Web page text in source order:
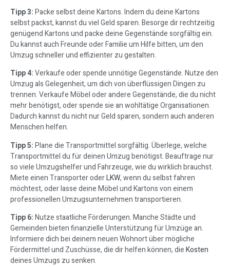
Tipp 3:Packe selbst deine Kartons. Indem du deine Kartons
selbst packst, kannst du viel Geld sparen. Besorge dir rechtzeitig
genügend Kartons und packe deine Gegenstände sorgfältig ein.
Du kannst auch Freunde oder Familie um Hilfe bitten, um den
Umzug schneller und effizienter zu gestalten.
Tipp 4:Verkaufe oder spende unnötige Gegenstände. Nutze den
Umzug als Gelegenheit, um dich von überflüssigen Dingen zu
trennen. Verkaufe Möbel oder andere Gegenstände, die du nicht
mehr benötigst, oder spende sie an wohltätige Organisationen.
Dadurch kannst du nicht nur Geld sparen, sondern auch anderen
Menschen helfen.
Tipp 5:Plane die Transportmittel sorgfältig. Überlege, welche
Transportmittel du für deinen Umzug benötigst. Beauftrage nur
so viele Umzugshelfer und Fahrzeuge, wie du wirklich brauchst.
Miete einen Transporter oderLKW, wenn du selbst fahren
möchtest, oder lasse deine Möbel und Kartons von einem
professionellen Umzugsunternehmen transportieren.
Tipp 6:Nutze staatliche Förderungen. Manche Städte und
Gemeinden bieten finanzielle Unterstützung für Umzüge an.
Informiere dich bei deinem neuen Wohnort über mögliche
Fördermittel und Zuschüsse, die dir helfen können, dieKosten
deines Umzugs zu senken.